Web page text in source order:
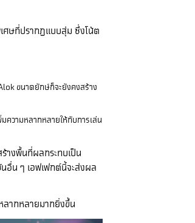
เศษที่ปรากฏแบบสุ่ม ซึ่งโน้ต
ขนาดยักษ์ก็จะยังคงสร้าง
ความหลากหลายให้กับการเล่น
ร้างพื้นที่ผลกระทบเป็น
อื่น ๆ เอฟเฟกต์นี้จะส่งผล
ลากหลายมากยิ่งขึ้น